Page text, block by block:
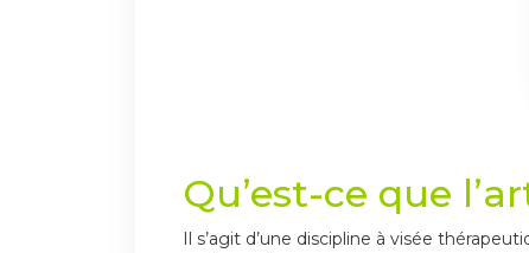
Qu’est-ce que
Il s’agit d’une discipline à visée